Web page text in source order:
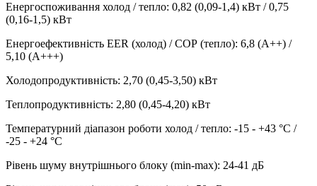
Енергоспоживання холод / тепло: 0,82 (0,09-1,4) кВт / 0,75
(0,16-1,5) кВт
Енергоефективність EER (холод) / СОР (тепло): 6,8 (А++) /
5,10 (А+++)
Холодопродуктивність: 2,70 (0,45-3,50) кВт
Теплопродуктивність: 2,80 (0,45-4,20) кВт
Температурний діапазон роботи холод / тепло: -15 - +43 °С /
-25 - +24 °С
Рівень шуму внутрішнього блоку (min-max): 24-41 дБ